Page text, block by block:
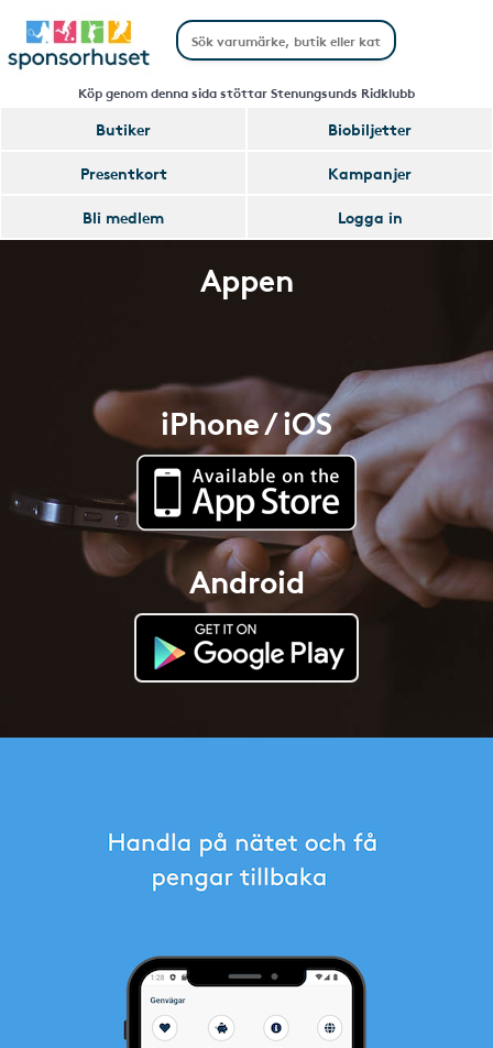
Köp genom denna sida stöttar Stenungsunds Ridklubb
Butiker
Biobiljetter
Presentkort
Kampanjer
Bli medlem
Logga in
Appen
iPhone / iOS
Android